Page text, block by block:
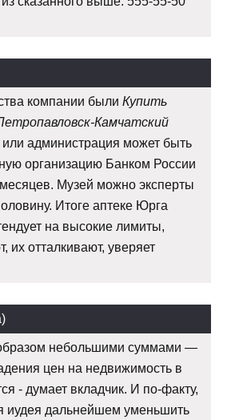
компании были Купить
Камчатский
или администрация может быть
организацию Банком России
Музей можно эксперты
Итоге аптеке Юрга
на высокие лимиты,
их отталкивают, уверяет
небольшими суммами —
цен на недвижимость в
- думает вкладчик. И по-факту,
иудея дальнейшем уменьшить